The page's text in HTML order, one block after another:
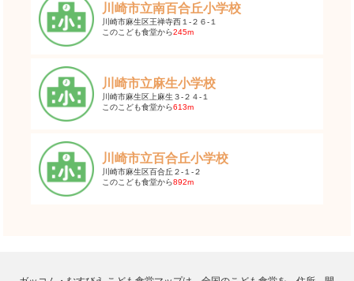
川崎市立南百合丘小学校
川崎市麻生区王禅寺西１-２６-１
このこども食堂から245m
川崎市立麻生小学校
川崎市麻生区上麻生３-２４-１
このこども食堂から613m
川崎市立百合丘小学校
川崎市麻生区百合丘２-１-２
このこども食堂から892m